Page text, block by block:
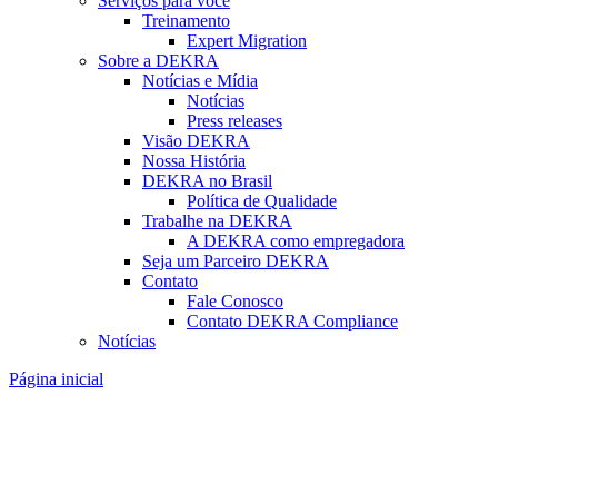
Treinamento
Expert Migration
Sobre a DEKRA
Notícias e Mídia
Notícias
Press releases
Visão DEKRA
Nossa História
DEKRA no Brasil
Política de Qualidade
Trabalhe na DEKRA
A DEKRA como empregadora
Seja um Parceiro DEKRA
Contato
Fale Conosco
Contato DEKRA Compliance
Notícias
Página inicial